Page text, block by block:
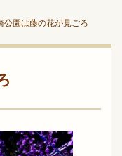
公園は藤の花が見ごろ